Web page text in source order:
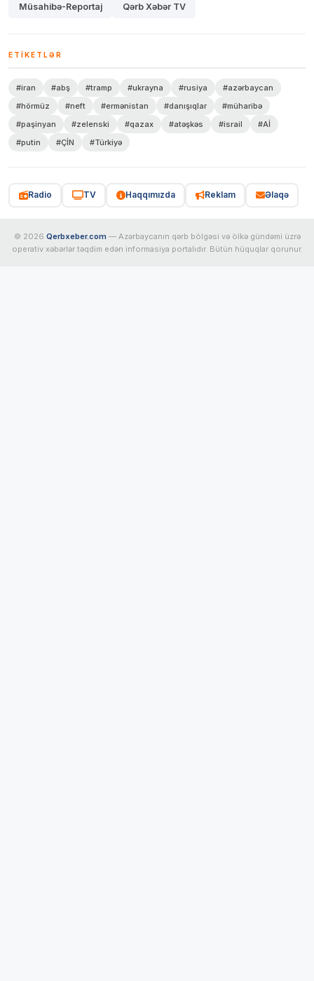
Müsahibə-Reportaj Qərb Xəbər TV
ETIKETLƏR
#iran #abş #tramp #ukrayna #rusiya
#azərbaycan
#hörmüz
#neft #ermənistan #danışıqlar
#müharibə
#paşinyan
#zelenski #qazax #atəşkəs #israil
#Aİ
#putin
#ÇİN #Türkiyə
Radio TV Haqqımızda Reklam Əlaqə
© 2026 Qerbxeber.com — Azərbaycanın qərb bölgəsi və ölkə gündəmi üzrə
operativ xəbərlər təqdim edən informasiya portalıdır. Bütün hüquqlar qorunur.